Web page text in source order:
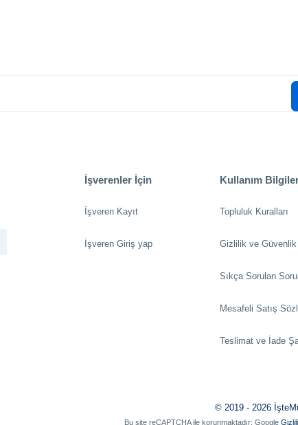
İşverenler İçin
İşveren Kayıt
İşveren Giriş yap
Kullanım
Topluluk Kuralları
Gizlilik ve Güvenlik
Sıkça Sorulan
Mesafeli Satış
Teslimat ve İade
© 2019 - 2026
Bu site reCAPTCHA ile korunmaktadır; Google